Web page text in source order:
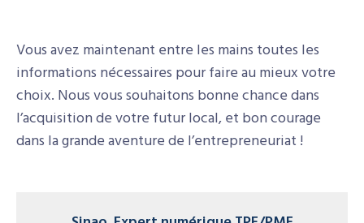
Vous avez maintenant entre les mains toutes les
informations nécessaires pour faire au mieux votre
choix. Nous vous souhaitons bonne chance dans
l’acquisition de votre futur local, et bon courage
dans la grande aventure de l’entrepreneuriat !